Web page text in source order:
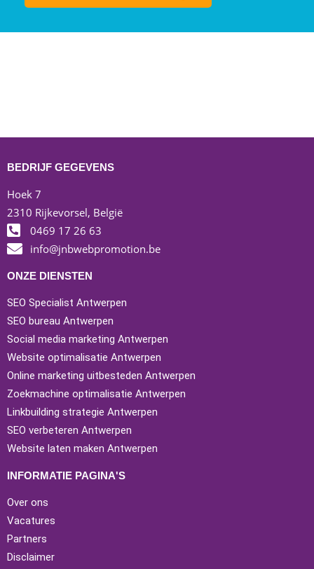
BEDRIJF GEGEVENS
Hoek 7
2310 Rijkevorsel, België
0469 17 26 63
info@jnbwebpromotion.be
ONZE DIENSTEN
SEO Specialist Antwerpen
SEO bureau Antwerpen
Social media marketing Antwerpen
Website optimalisatie Antwerpen
Online marketing uitbesteden Antwerpen
Zoekmachine optimalisatie Antwerpen
Linkbuilding strategie Antwerpen
SEO verbeteren Antwerpen
Website laten maken Antwerpen
INFORMATIE PAGINA'S
Over ons
Vacatures
Partners
Disclaimer